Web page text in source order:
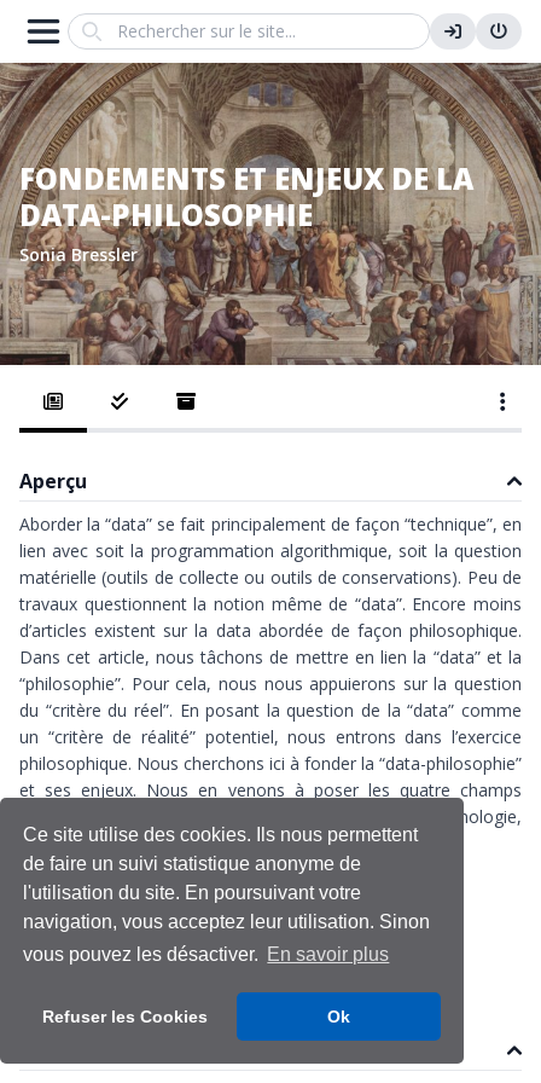
Ce site utilise des cookies. Ils nous permettent
de faire un suivi statistique anonyme de
l'utilisation du site. En poursuivant votre
navigation, vous acceptez leur utilisation. Sinon
vous pouvez les désactiver. En savoir plus
Refuser les Cookies Ok
Search
FONDEMENTS ET ENJEUX DE LA
DATA-PHILOSOPHIE
Sonia Bressler
Aperçu
Aborder la “data” se fait principalement de façon “technique”, en
lien avec soit la programmation algorithmique, soit la question
matérielle (outils de collecte ou outils de conservations). Peu de
travaux questionnent la notion même de “data”. Encore moins
d’articles existent sur la data abordée de façon philosophique.
Dans cet article, nous tâchons de mettre en lien la “data” et la
“philosophie”. Pour cela, nous nous appuierons sur la question
du “critère du réel”. En posant la question de la “data” comme
un “critère de réalité” potentiel, nous entrons dans l’exercice
philosophique. Nous cherchons ici à fonder la “data-philosophie”
et ses enjeux. Nous en venons à poser les quatre champs
opératiques de la Data-Philosophie : ontologie, épistémologie,
praxis et éthique de la data.
Data Data-Philosophie Ethique
Philosophie